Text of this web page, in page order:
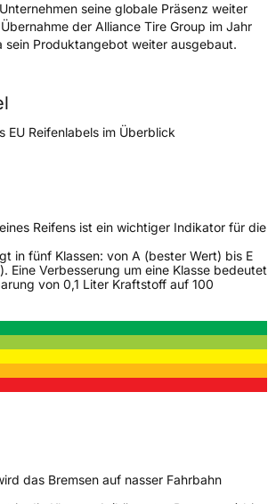
seine globale Präsenz weiter
der Alliance Tire Group im Jahr
sein Produktangebot weiter ausgebaut.
EU Reifenlabels im Überblick
Reifens ist ein wichtiger Indikator für die
in fünf Klassen: von A (bester Wert) bis E
Eine Verbesserung um eine Klasse bedeutet
von 0,1 Liter Kraftstoff auf 100
das Bremsen auf nasser Fahrbahn